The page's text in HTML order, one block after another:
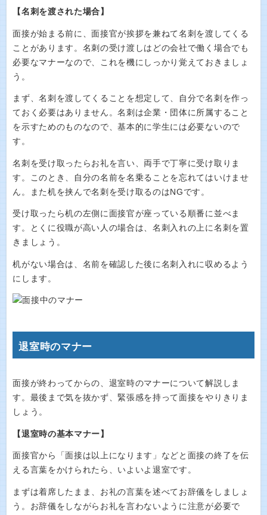
【名刺を渡された場合】
面接が始まる前に、面接官が挨拶を兼ねて名刺を渡してくる
ことがあります。名刺の受け渡しはどの会社で働く場合でも
必要なマナーなので、これを機にしっかり覚えておきましょ
う。
まず、名刺を渡してくることを想定して、自分で名刺を作っ
ておく必要はありません。名刺は企業・団体に所属すること
を示すためのものなので、基本的に学生には必要ないので
す。
名刺を受け取ったらお礼を言い、両手で丁寧に受け取りま
す。このとき、自分の名前を名乗ることを忘れてはいけませ
ん。また机を挟んで名刺を受け取るのはNGです。
受け取ったら机の左側に面接官が座っている順番に並べま
す。とくに役職が高い人の場合は、名刺入れの上に名刺を置
きましょう。
机がない場合は、名前を確認した後に名刺入れに収めるよう
にします。
退室時のマナー
面接が終わってからの、退室時のマナーについて解説しま
す。最後まで気を抜かず、緊張感を持って面接をやりきりま
しょう。
【退室時の基本マナー】
面接官から「面接は以上になります」などと面接の終了を伝
える言葉をかけられたら、いよいよ退室です。
まずは着席したまま、お礼の言葉を述べてお辞儀をしましょ
う。お辞儀をしながらお礼を言わないように注意が必要で